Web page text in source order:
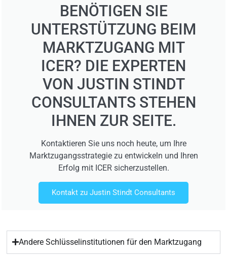
BENÖTIGEN SIE
UNTERSTÜTZUNG BEIM
MARKTZUGANG MIT
ICER? DIE EXPERTEN
VON JUSTIN STINDT
CONSULTANTS STEHEN
IHNEN ZUR SEITE.
Kontaktieren Sie uns noch heute, um Ihre
Marktzugangsstrategie zu entwickeln und Ihren
Erfolg mit ICER sicherzustellen.
Kontakt zu Justin Stindt Consultants
Andere Schlüsselinstitutionen für den Marktzugang